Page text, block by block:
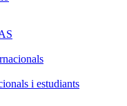
i estudiants